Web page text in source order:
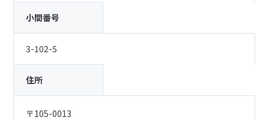
小間番号
3-102-5
住所
〒105-0013